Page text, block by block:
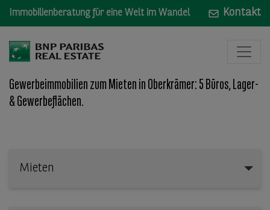
Immobilienberatung für eine Welt im Wandel Kontakt
Gewerbeimmobilien zum Mieten in Oberkrämer: 5 Büros, Lager-
& Gewerbeflächen.
Mieten